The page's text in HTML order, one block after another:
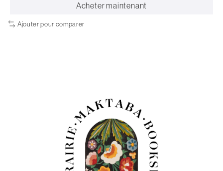
Acheter maintenant
Ajouter pour comparer